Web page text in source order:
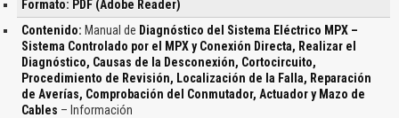
el Comprobador de Mano y la ECU, Ventanilla Automática…
Formato: PDF (Adobe Reader)
Contenido: Manual de Diagnóstico del Sistema Eléctrico MPX –
Sistema Controlado por el MPX y Conexión Directa, Realizar el
Diagnóstico, Causas de la Desconexión, Cortocircuito,
Procedimiento de Revisión, Localización de la Falla, Reparación
de Averías, Comprobación del Conmutador, Actuador y Mazo de
Cables – Información